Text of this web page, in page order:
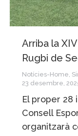
Arriba la
Rugbi de
Notícies-Home,
23 desembre,
El proper 28
Consell
organitzarà